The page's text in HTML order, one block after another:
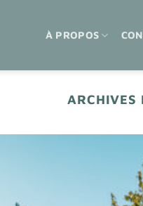
À PROPOS
ARCHIVES